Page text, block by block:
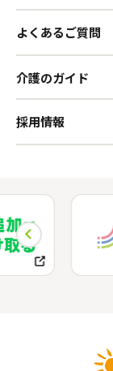
よくあるご質問
介護のガイド
採用情報